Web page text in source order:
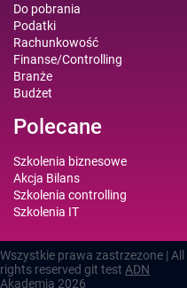
Do pobrania
Podatki
Rachunkowość
Finanse/Controlling
Branże
Budżet
Polecane
Szkolenia biznesowe
Akcja Bilans
Szkolenia controlling
Szkolenia IT
Wszystkie prawa zastrzezone | All
rights reserved git test ADN
Akademia 2026